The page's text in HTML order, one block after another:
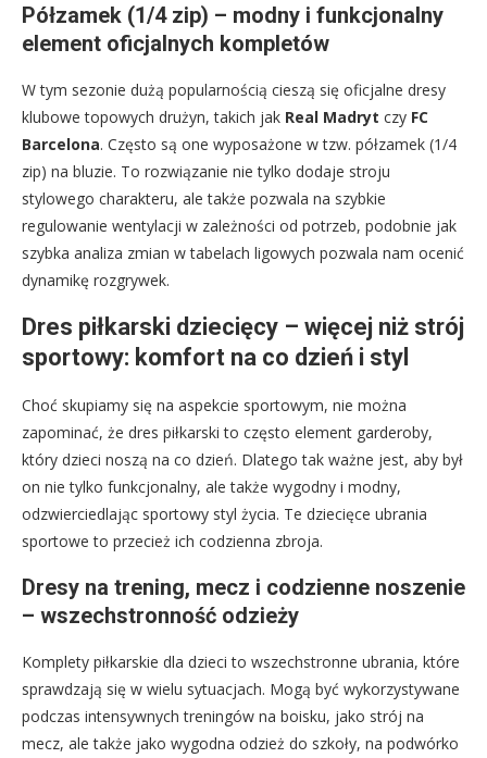
Półzamek (1/4 zip) – modny i funkcjonalny
element oficjalnych kompletów
W tym sezonie dużą popularnością cieszą się oficjalne dresy
klubowe topowych drużyn, takich jak Real Madryt czy FC
Barcelona. Często są one wyposażone w tzw. półzamek (1/4
zip) na bluzie. To rozwiązanie nie tylko dodaje stroju
stylowego charakteru, ale także pozwala na szybkie
regulowanie wentylacji w zależności od potrzeb, podobnie jak
szybka analiza zmian w tabelach ligowych pozwala nam ocenić
dynamikę rozgrywek.
Dres piłkarski dziecięcy – więcej niż strój
sportowy: komfort na co dzień i styl
Choć skupiamy się na aspekcie sportowym, nie można
zapominać, że dres piłkarski to często element garderoby,
który dzieci noszą na co dzień. Dlatego tak ważne jest, aby był
on nie tylko funkcjonalny, ale także wygodny i modny,
odzwierciedlając sportowy styl życia. Te dziecięce ubrania
sportowe to przecież ich codzienna zbroja.
Dresy na trening, mecz i codzienne noszenie
– wszechstronność odzieży
Komplety piłkarskie dla dzieci to wszechstronne ubrania, które
sprawdzają się w wielu sytuacjach. Mogą być wykorzystywane
podczas intensywnych treningów na boisku, jako strój na
mecz, ale także jako wygodna odzież do szkoły, na podwórko